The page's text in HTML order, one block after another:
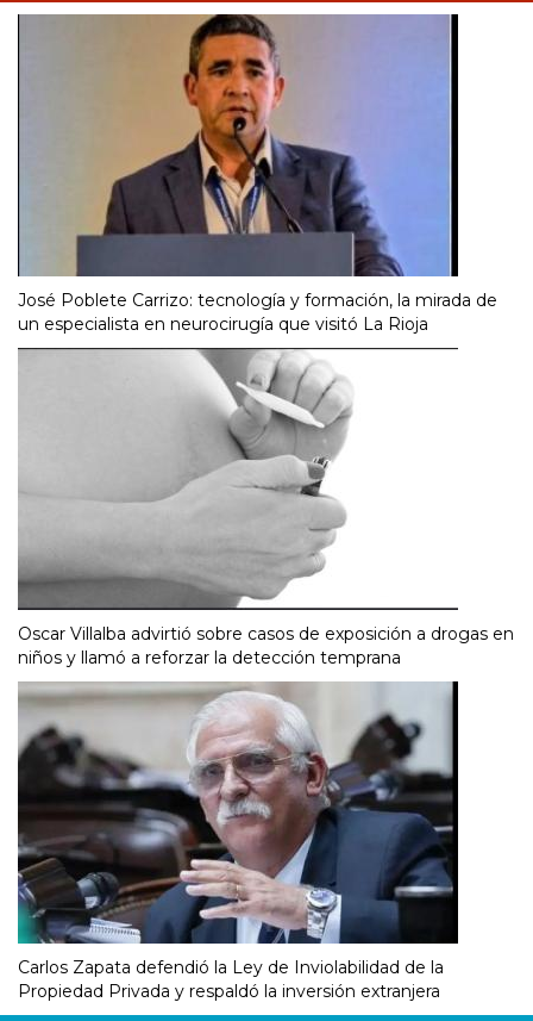
José Poblete Carrizo: tecnología y formación, la mirada de
un especialista en neurocirugía que visitó La Rioja
Oscar Villalba advirtió sobre casos de exposición a drogas en
niños y llamó a reforzar la detección temprana
Carlos Zapata defendió la Ley de Inviolabilidad de la
Propiedad Privada y respaldó la inversión extranjera